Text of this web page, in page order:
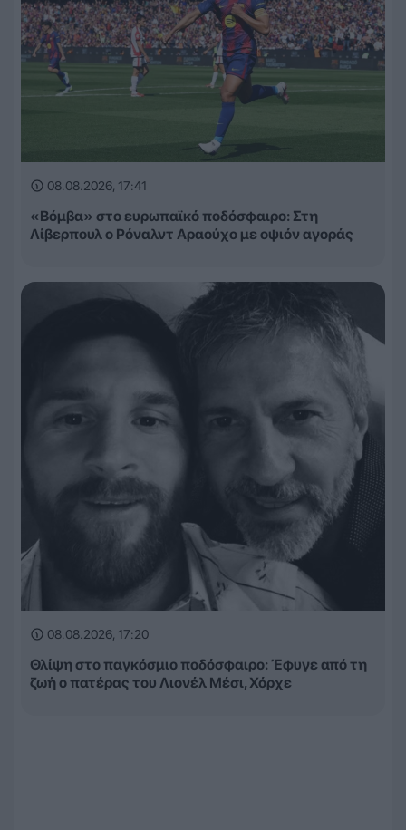
08.08.2026, 17:41
«Βόμβα» στο ευρωπαϊκό ποδόσφαιρο: Στη
Λίβερπουλ ο Ρόναλντ Αραούχο με οψιόν αγοράς
08.08.2026, 17:20
Θλίψη στο παγκόσμιο ποδόσφαιρο: Έφυγε από τη
ζωή ο πατέρας του Λιονέλ Μέσι, Χόρχε